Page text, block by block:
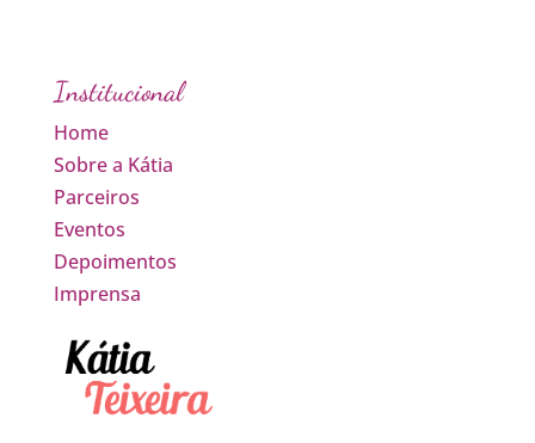
Institucional
Home
Sobre a Kátia
Parceiros
Eventos
Depoimentos
Imprensa